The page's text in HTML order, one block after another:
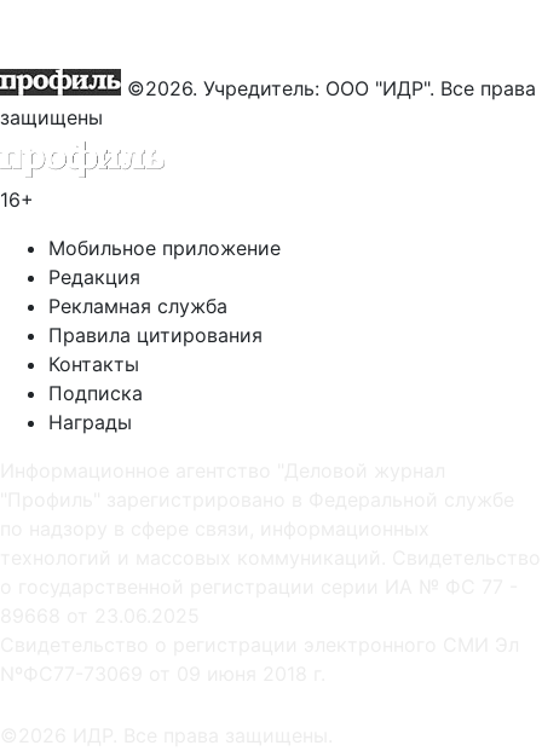
©2026. Учредитель: ООО "ИДР". Все права
защищены
16+
Мобильное приложение
Редакция
Рекламная служба
Правила цитирования
Контакты
Подписка
Награды